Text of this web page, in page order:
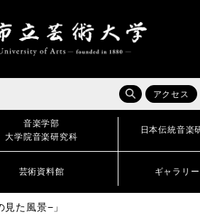
アクセス
音楽学部
大学院音楽研究科
日本伝統音楽
芸術資料館 ギャラリ
た風景−」